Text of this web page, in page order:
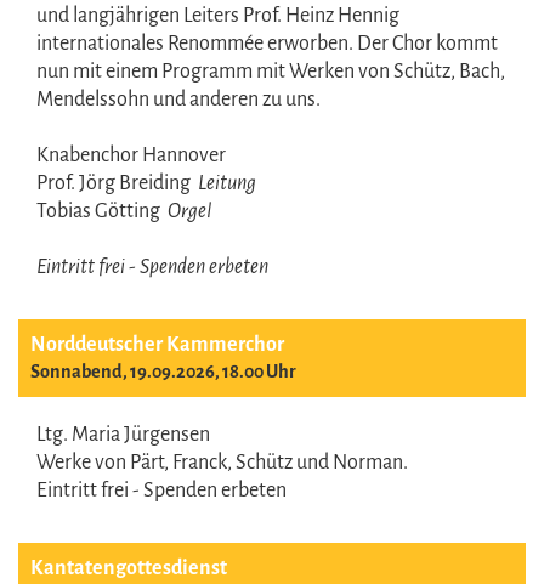
und langjährigen Leiters Prof. Heinz Hennig
internationales Renommée erworben. Der Chor kommt
nun mit einem Programm mit Werken von Schütz, Bach,
Mendelssohn und anderen zu uns.
Knabenchor Hannover
Prof. Jörg Breiding Leitung
Tobias Götting Orgel
Eintritt frei - Spenden erbeten
Norddeutscher Kammerchor
Sonnabend, 19.09.2026, 18.00 Uhr
Ltg. Maria Jürgensen
Werke von Pärt, Franck, Schütz und Norman.
Eintritt frei - Spenden erbeten
Kantatengottesdienst